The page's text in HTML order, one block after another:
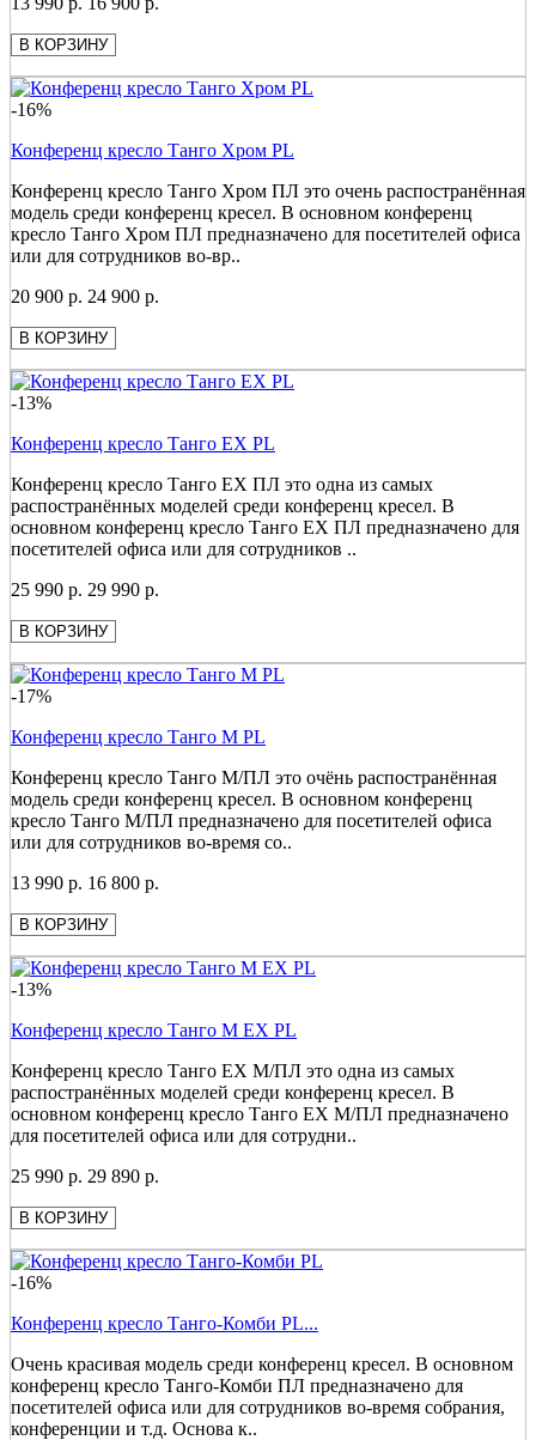
В КОРЗИНУ
-16%
Конференц кресло Танго Хром PL
Конференц кресло Танго Хром ПЛ это очень распостранённая
модель среди конференц кресел. В основном конференц
кресло Танго Хром ПЛ предназначено для посетителей офиса
или для сотрудников во-вр..
20 900 р. 24 900 р.
В КОРЗИНУ
-13%
Конференц кресло Танго ЕХ PL
Конференц кресло Танго ЕХ ПЛ это одна из самых
распостранённых моделей среди конференц кресел. В
основном конференц кресло Танго ЕХ ПЛ предназначено для
посетителей офиса или для сотрудников ..
25 990 р. 29 990 р.
В КОРЗИНУ
-17%
Конференц кресло Танго М PL
Конференц кресло Танго М/ПЛ это очёнь распостранённая
модель среди конференц кресел. В основном конференц
кресло Танго М/ПЛ предназначено для посетителей офиса
или для сотрудников во-время со..
13 990 р. 16 800 р.
В КОРЗИНУ
-13%
Конференц кресло Танго М ЕХ PL
Конференц кресло Танго ЕХ М/ПЛ это одна из самых
распостранённых моделей среди конференц кресел. В
основном конференц кресло Танго ЕХ М/ПЛ предназначено
для посетителей офиса или для сотрудни..
25 990 р. 29 890 р.
В КОРЗИНУ
-16%
Конференц кресло Танго-Комби PL...
Очень красивая модель среди конференц кресел. В основном
конференц кресло Танго-Комби ПЛ предназначено для
посетителей офиса или для сотрудников во-время собрания,
конференции и т.д. Основа к..